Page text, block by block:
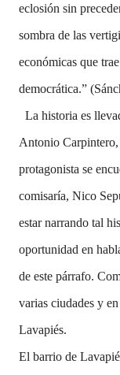
eclosión sin
sombra de las
económicas que
democrática.”
La historia es
Antonio
protagonista se
comisaría, Nico
estar narrando tal
oportunidad en
de este párrafo.
varias ciudades y
Lavapiés.
El barrio de